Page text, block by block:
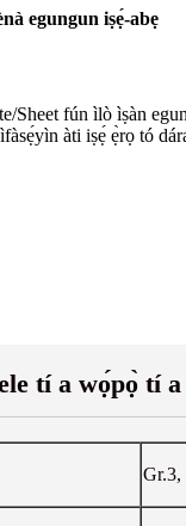
egungun iṣẹ́-abẹ
Sheet fún ìlò ìṣàn
àti iṣẹ́ ẹ̀rọ tó
tí a wọ́pọ̀ tí